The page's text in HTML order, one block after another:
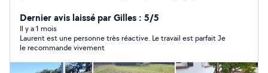
bois, possibilité de rangement
Dernier avis laissé par Gilles : 5/5
Il y a 1 mois
Laurent est une personne très réactive. Le travail est parfait Je
le recommande vivement